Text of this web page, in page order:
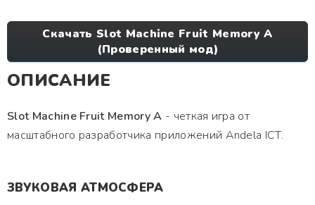
Скачать Slot Machine Fruit Memory A
(Проверенный мод)
ОПИСАНИЕ
Slot Machine Fruit Memory A - четкая игра от
масштабного разработчика приложений Andela ICT.
ЗВУКОВАЯ АТМОСФЕРА